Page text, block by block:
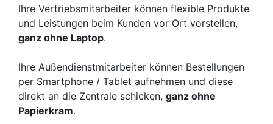
Ihre Vertriebsmitarbeiter können flexible Produkte
und Leistungen beim Kunden vor Ort vorstellen,
ganz ohne Laptop.
Ihre Außendienstmitarbeiter können Bestellungen
per Smartphone / Tablet aufnehmen und diese
direkt an die Zentrale schicken, ganz ohne
Papierkram.